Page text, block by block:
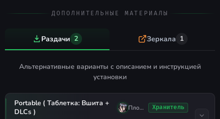
ДОПОЛНИТЕЛЬНЫЕ МАТЕРИАЛЫ
Раздачи 2 Зеркала 1
Альтернативные варианты с описанием и инструкцией
установки
Portable ( Таблетка: Вшита +
DLCs )
Плохо СпалХранитель